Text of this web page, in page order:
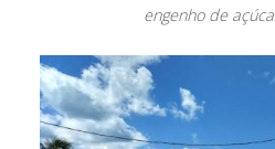
engenho de